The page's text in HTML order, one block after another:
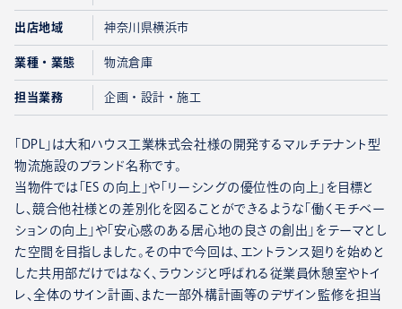
出店地域 神奈川県横浜市
業種・業態 物流倉庫
担当業務 企画・設計・施工
「DPL」は大和ハウス工業株式会社様の開発するマルチテナント型
物流施設のブランド名称です。
当物件では「ES の向上」や「リーシングの優位性の向上」を目標と
し、競合他社様との差別化を図ることができるような「働くモチベー
ションの向上」や「安心感のある居心地の良さの創出」をテーマとし
た空間を目指しました。その中で今回は、エントランス廻りを始めと
した共用部だけではなく、ラウンジと呼ばれる従業員休憩室やトイ
レ、全体のサイン計画、また一部外構計画等のデザイン監修を担当